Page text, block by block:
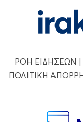
ΡΟΗ ΕΙΔΗΣΕΩΝ |
ΠΟΛΙΤΙΚΗ